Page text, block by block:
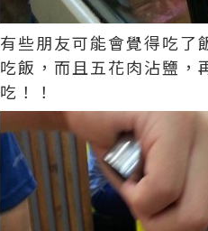
有些朋友可能會覺得吃了
吃飯，而且五花肉沾鹽，
吃！！